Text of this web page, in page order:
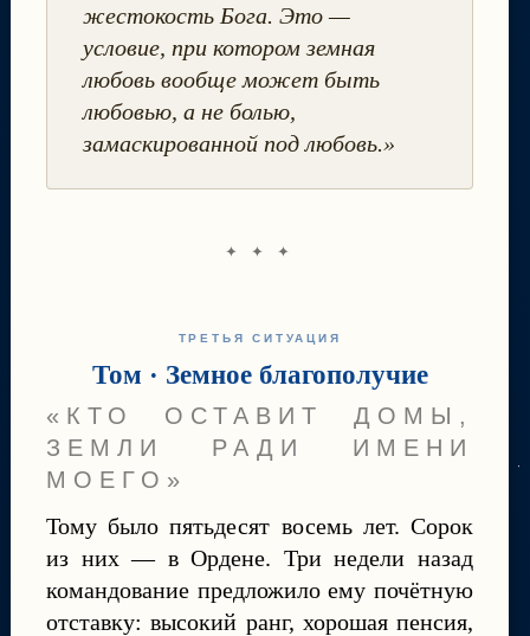
жестокость Бога. Это —
условие, при котором земная
любовь вообще может быть
любовью, а не болью,
замаскированной под любовь.»
✦ ✦ ✦
ТРЕТЬЯ СИТУАЦИЯ
Том · Земное благополучие
«КТО ОСТАВИТ ДОМЫ,
ЗЕМЛИ РАДИ ИМЕНИ
МОЕГО»
Тому было пятьдесят восемь лет. Сорок
из них — в Ордене. Три недели назад
командование предложило ему почётную
отставку: высокий ранг, хорошая пенсия,